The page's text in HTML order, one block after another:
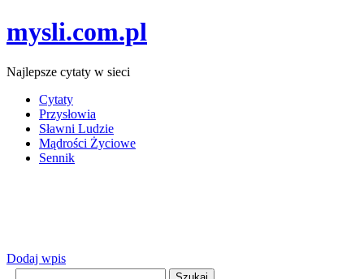
mysli.com.pl
Najlepsze cytaty w sieci
Cytaty
Przysłowia
Sławni Ludzie
Mądrości Życiowe
Sennik
Dodaj wpis